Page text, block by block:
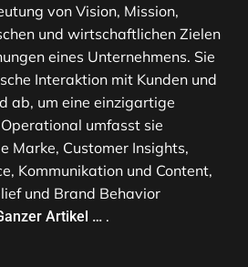
von Vision, Mission,
und wirtschaftlichen Zielen
eines Unternehmens. Sie
Interaktion mit Kunden und
ab, um eine einzigartige
umfasst sie
Marke, Customer Insights,
Kommunikation und Content,
und Brand Behavior
Artikel … .